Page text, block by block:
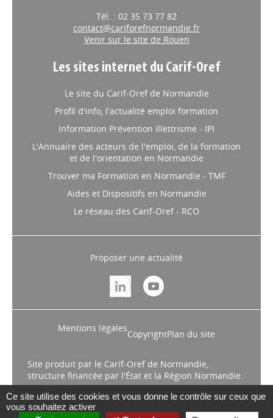
Tél. : 02 35 73 77 82
contact@cariforefnormandie.fr
Venir sur le site de Rouen
Les sites internet du Carif-Oref
Le site du Carif-Oref de Normandie
Profil d'info, l'actualité emploi formation
Information Prévention Illettrisme - IPI
L'Annuaire des acteurs de l'emploi, de la formation
et de l'orientation en Normandie
Trouver ma Formation en Normandie - TMF
Aides et Dispositifs en Normandie
Le réseau des Carif-Oref - RCO
Proposer une actualité
Mentions légales
CopyrightPlan du site
Site produit par le Carif-Oref de Normandie,
structure financée par l'État et la Région Normandie.
Ce site utilise des cookies et vous donne le contrôle sur ceux que
vous souhaitez activer